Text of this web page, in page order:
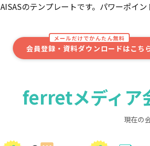
AISASのテンプレートです。パワーポイ
メールだけでかんたん無料
会員登録・資料ダウンロードはこち
ferretメディア
現在の